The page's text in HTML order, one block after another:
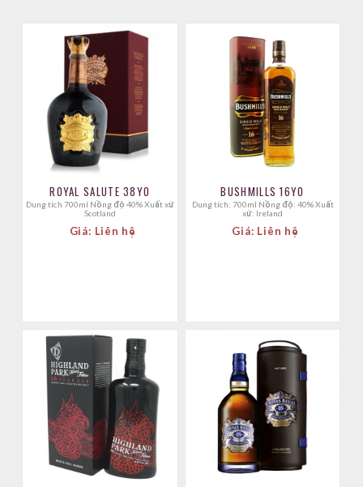
ROYAL SALUTE 38YO
Dung tích 700ml Nồng độ 40% Xuất xứ
Scotland
Giá: Liên hệ
BUSHMILLS 16YO
Dung tích: 700ml Nồng độ: 40% Xuất
xứ: Ireland
Giá: Liên hệ